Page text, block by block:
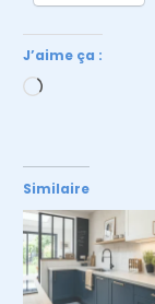
J’aime ça :
Chargement…
Similaire